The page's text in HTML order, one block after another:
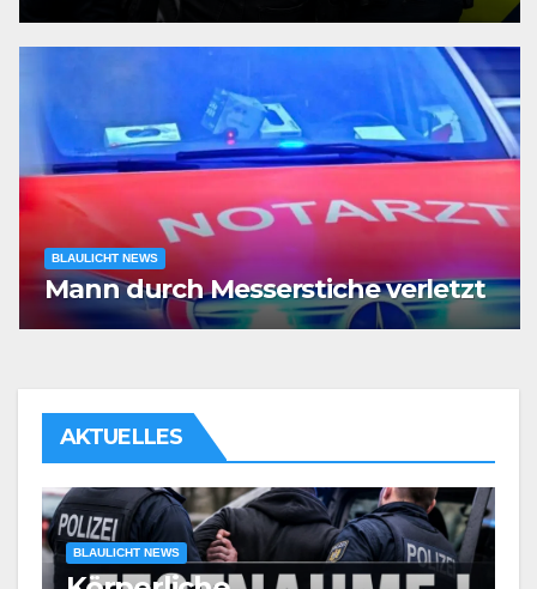
BLAULICHT NEWS
Mann durch Messerstiche verletzt
AKTUELLES
BLAULICHT NEWS